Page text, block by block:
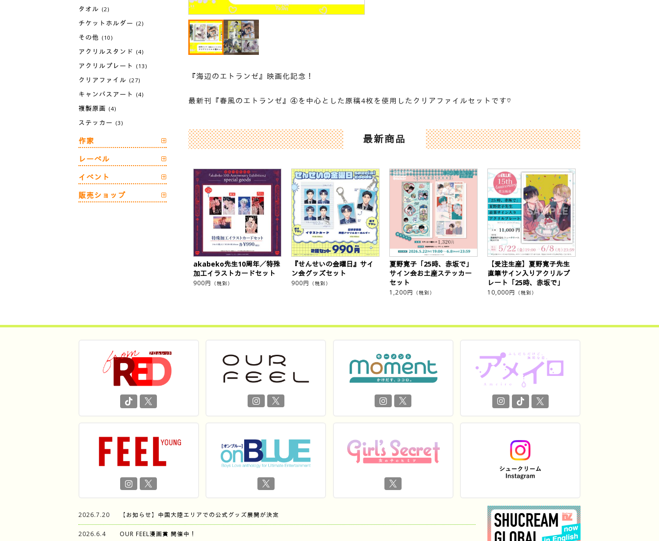
『海辺のエトランゼ』映画化記念！
最新刊『春風のエトランゼ』④を中心とした原稿4枚を使用したクリアファイルセットです♡
最新商品
akabeko先生10周年／特殊
加工イラストカードセット
900円 （税別）
『せんせいの金曜日』サイ
ン会グッズセット
900円 （税別）
夏野寛子「25時、赤坂で」
サイン会お土産ステッカー
セット
1,200円 （税別）
【受注生産】夏野寛子先生
直筆サイン入りアクリルプ
レート「25時、赤坂で」
10,000円 （税別）
タオル (2)
チケットホルダー (2)
その他 (10)
アクリルスタンド (4)
アクリルプレート (13)
クリアファイル (27)
キャンバスアート (4)
複製原画 (4)
ステッカー (3)
作家
レーベル
イベント
販売ショップ
2026.7.20 【お知らせ】中国大陸エリアでの公式グッズ展開が決定
2026.6.4 OUR FEEL漫画賞 開催中！